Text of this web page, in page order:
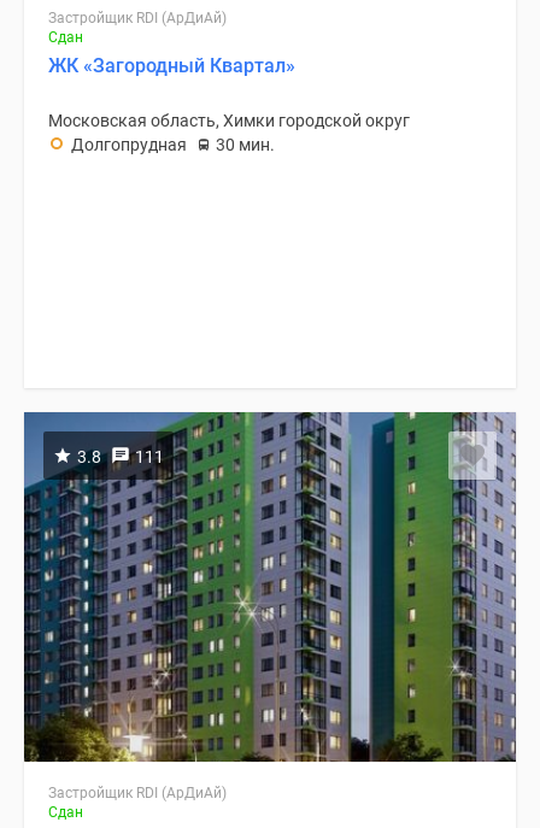
Застройщик RDI (АрДиАй)
Сдан
ЖК «Загородный Квартал»
Московская область, Химки городской округ
Долгопрудная
30 мин.
3.8 111
Застройщик RDI (АрДиАй)
Сдан